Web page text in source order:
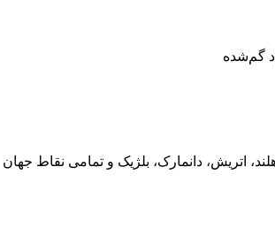
گم‌شده
هلند، اتریش، دانمارک، بلژیک و تمامی نقاط جهان